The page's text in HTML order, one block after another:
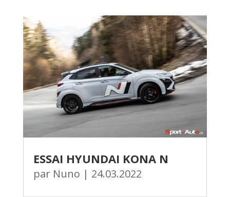
ESSAI HYUNDAI KONA N
par Nuno | 24.03.2022